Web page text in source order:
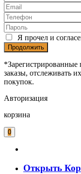
Я прочел и
Продолжить
*Зарегистрированные
заказы, отслеживать
покупок.
Авторизация
корзина
0
Открыть